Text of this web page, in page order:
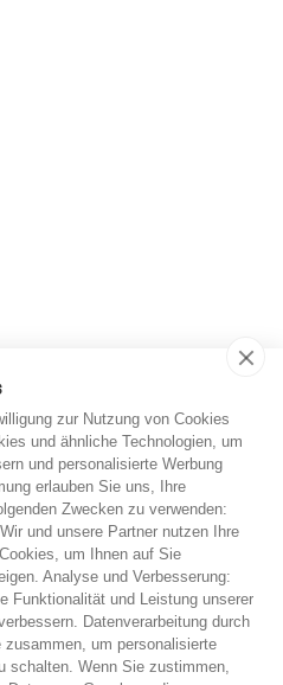
birinden ücretsiz
web sitesi olarak hizmet
korunması konusunda bilgi ve
tüketiciye iletilebilir ve anket
zur Nutzung von Cookies
und ähnliche Technologien, um
und personalisierte Werbung
erlauben Sie uns, Ihre
Zwecken zu verwenden:
und unsere Partner nutzen Ihre
um Ihnen auf Sie
Analyse und Verbesserung:
Funktionalität und Leistung unserer
Datenverarbeitung durch
um personalisierte
schalten. Wenn Sie zustimmen,